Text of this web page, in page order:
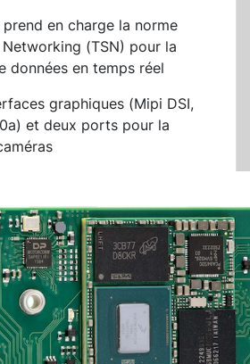
en charge la norme
(TSN) pour la
données en temps réel
graphiques (Mipi DSI,
et deux ports pour la